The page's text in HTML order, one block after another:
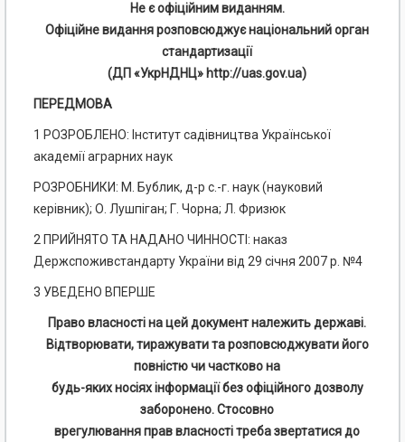
Не є офіційним виданням.
Офіційне видання розповсюджує національний орган
стандартизації
(ДП «УкрНДНЦ» http://uas.gov.ua)
ПЕРЕДМОВА
1 РОЗРОБЛЕНО: Інститут садівництва Української
академії аграрних наук
РОЗРОБНИКИ: М. Бублик, д-р с.-г. наук (науковий
керівник); О. Лушпіган; Г. Чорна; Л. Фризюк
2 ПРИЙНЯТО ТА НАДАНО ЧИННОСТІ: наказ
Держспоживстандарту України від 29 січня 2007 р. №4
3 УВЕДЕНО ВПЕРШЕ
Право власності на цей документ належить державі.
Відтворювати, тиражувати та розповсюджувати його
повністю чи частково на
будь-яких носіях інформації без офіційного дозволу
заборонено. Стосовно
врегулювання прав власності треба звертатися до